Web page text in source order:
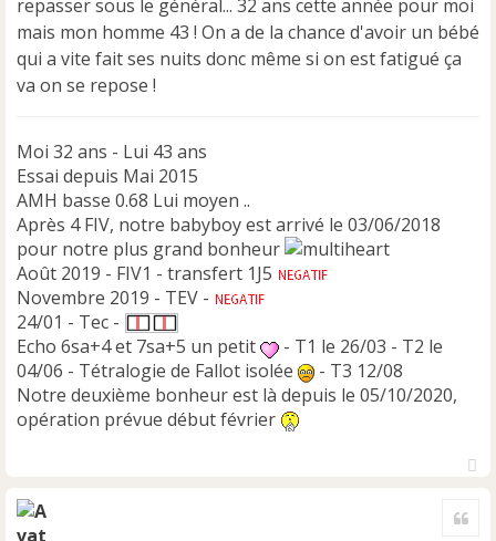
repasser sous le général... 32 ans cette année pour moi
mais mon homme 43 ! On a de la chance d'avoir un bébé
qui a vite fait ses nuits donc même si on est fatigué ça
va on se repose !
Moi 32 ans - Lui 43 ans
Essai depuis Mai 2015
AMH basse 0.68 Lui moyen ..
Après 4 FIV, notre babyboy est arrivé le 03/06/2018
pour notre plus grand bonheur
Août 2019 - FIV1 - transfert 1J5
Novembre 2019 - TEV -
24/01 - Tec -
Echo 6sa+4 et 7sa+5 un petit
- T1 le 26/03 - T2 le
04/06 - Tétralogie de Fallot isolée
- T3 12/08
Notre deuxième bonheur est là depuis le 05/10/2020,
opération prévue début février